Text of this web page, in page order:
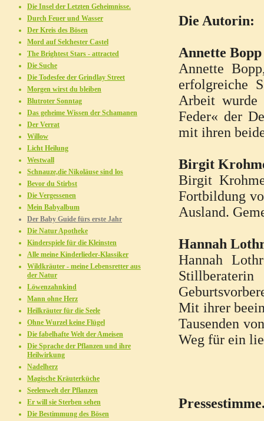
Die Autorin:
Annette
Annette
erfolgreiche
Arbeit wurde
Feder« der
mit ihren
Birgit
Birgit
Fortbildung
Ausland.
Hannah
Hannah
Mit ihrer
Tausenden
Weg für ein
Die Insel der Letzten Geheimnisse.
Durch Feuer und Wasser
Der Kreis des Bösen
Mord auf Selchester Castel
The Brightest Stars - attracted
Die Suche
Die Todesfee der Grindlay Street
Morgen wirst du bleiben
Blutroter Sonntag
Das geheime Wissen der Schamanen
Der Verrat
Willow
Licht Heilung
Westwall
Schnauze,die Nikoläuse sind los
Bevor du Stirbst
Die Vergessenen
Mein Babyalbum
Der Baby Guide fürs erste Jahr
Die Natur Apotheke
Kinderspiele für die Kleinsten
Alle meine Kinderlieder-Klassiker
Wildkräuter - meine Lebensretter aus
der Natur
Löwenzahnkind
Mann ohne Herz
Heilkräuter für die Seele
Ohne Wurzel keine Flügel
Die fabelhafte Welt der Ameisen
Die Sprache der Pflanzen und ihre
Heilwirkung
Nadelherz
Magische Kräuterküche
Seelenwelt der Pflanzen
Er will sie Sterben sehen
Die Bestimmung des Bösen